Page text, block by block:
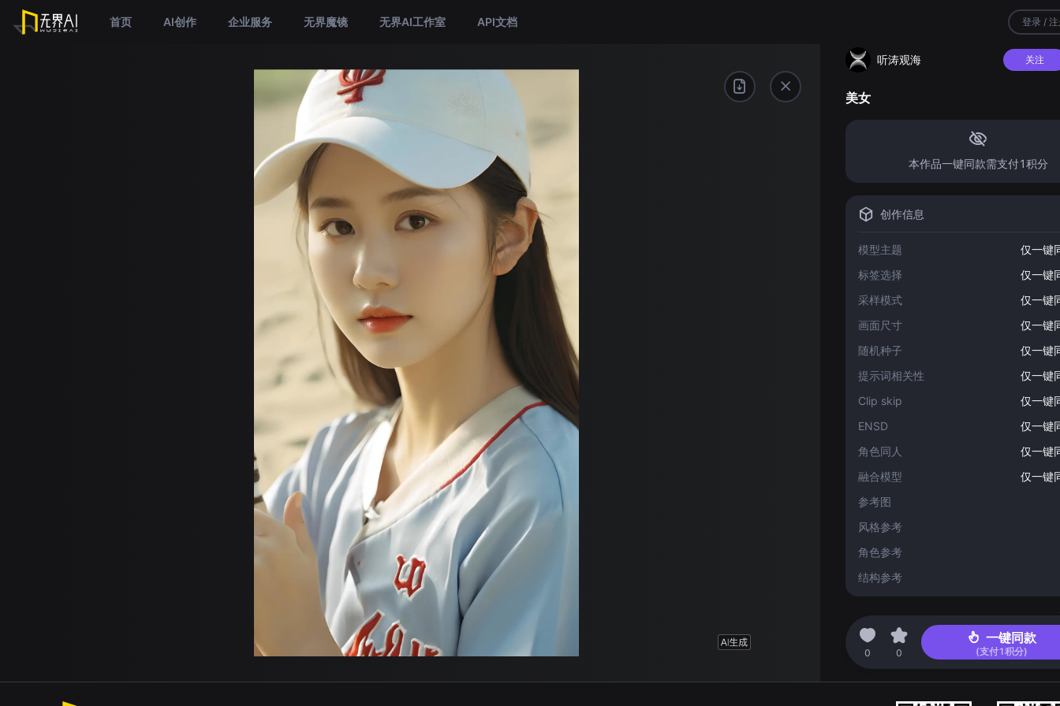
首页 AI创作 企业服务 无界魔镜 无界AI工作室 API文档 登录 /
听涛观海 关注
美女
本作品一键同款需支付1积分
创作信息
模型主题
仅一键
标签选择
仅一键
采样模式
仅一键
画面尺寸
仅一键
随机种子
仅一键
提示词相关性
仅一键
Clip skip
仅一键
ENSD
仅一键
角色同人
仅一键
融合模型
仅一键
参考图
风格参考
角色参考
结构参考
2023-12-31 02:59
0 0
一键同款
(支付1积分)